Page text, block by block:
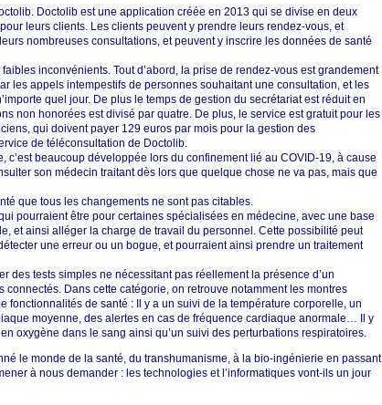
Doctolib est une application créée en 2013 qui se divise en deux
leurs clients. Les clients peuvent y prendre leurs rendez-vous, et
nombreuses consultations, et peuvent y inscrire les données de santé
inconvénients. Tout d’abord, la prise de rendez-vous est grandement
les appels intempestifs de personnes souhaitant une consultation, et les
quel jour. De plus le temps de gestion du secrétariat est réduit en
non honorées est divisé par quatre. De plus, le service est gratuit pour les
qui doivent payer 129 euros par mois pour la gestion des
de téléconsultation de Doctolib.
beaucoup développée lors du confinement lié au COVID-19, à cause
son médecin traitant dès lors que quelque chose ne va pas, mais que
que tous les changements ne sont pas citables.
pourraient être pour certaines spécialisées en médecine, avec une base
et ainsi alléger la charge de travail du personnel. Cette possibilité peut
une erreur ou un bogue, et pourraient ainsi prendre un traitement
des tests simples ne nécessitant pas réellement la présence d’un
Dans cette catégorie, on retrouve notamment les montres
fonctionnalités de santé : Il y a un suivi de la température corporelle, un
moyenne, des alertes en cas de fréquence cardiaque anormale… Il y
oxygène dans le sang ainsi qu’un suivi des perturbations respiratoires.
le monde de la santé, du transhumanisme, à la bio-ingénierie en passant
à nous demander : les technologies et l’informatiques vont-ils un jour